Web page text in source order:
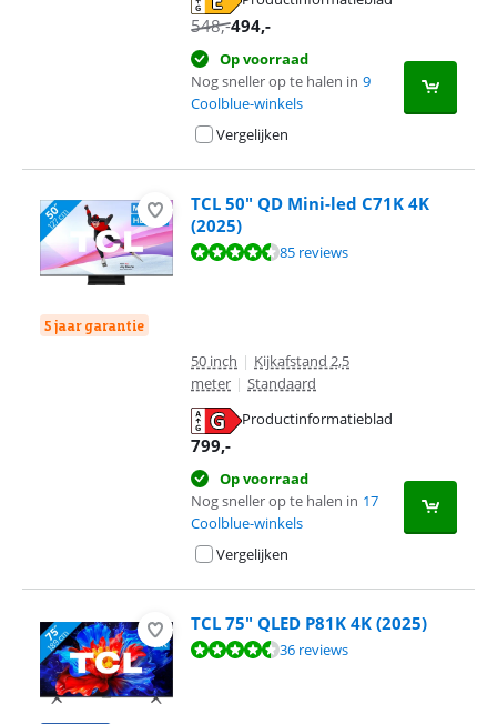
548,-494,-
Op voorraad
Nog sneller op te halen in 9
Coolblue-winkels
Vergelijken
5 jaar garantie
TCL 50" QD Mini-led C71K 4K
(2025)
Beoordeling is 9,1 van de 10, gebaseerd op 85 reviews.
85 reviews
50 inch | Kijkafstand 2,5
meter | Standaard
Productinformatieblad
799,-
Op voorraad
Nog sneller op te halen in 17
Coolblue-winkels
Vergelijken
TCL 75" QLED P81K 4K (2025)
Beoordeling is 9,3 van de 10, gebaseerd op 36 reviews.
36 reviews